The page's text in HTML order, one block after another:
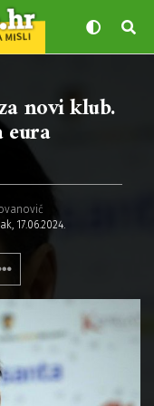
novi klub.
eura
17.06.2024.